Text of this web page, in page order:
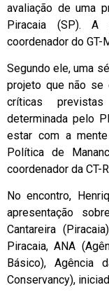
avaliação de uma
Piracaia (SP). A
coordenador do GT-
Segundo ele, uma
projeto que não se
críticas
determinada pelo
estar com a
Política de
coordenador da CT-
No encontro,
apresentação
Cantareira
Piracaia, ANA
Básico), Agência
Conservancy),